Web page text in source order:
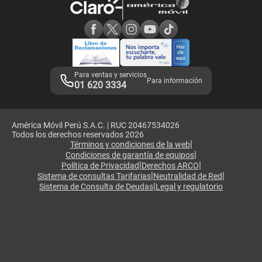
Adquirientes iPhone 6, 6S y SE
Mensaje de Seguridad
Términos y Condiciones de Tienda Claro
Libro de Reclamaciones
Legales de marketplace
Para ventas y servicios
01 620 3334 Para información
América Móvil Perú S.A.C. | RUC 20467534026
Todos los derechos reservados 2026
Términos y condiciones de la web|
Condiciones de garantía de equipos|
Política de Privacidad|Derechos ARCO|
Sistema de consultas Tarifarias|Neutralidad de Red|
Sistema de Consulta de Deudas|Legal y regulatorio